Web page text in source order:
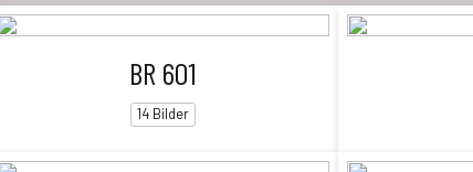
BR 601
14 Bilder